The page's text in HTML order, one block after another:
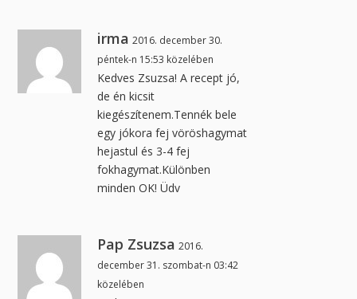
irma 2016. december 30.
péntek-n 15:53 közelében
Kedves Zsuzsa! A recept jó,
de én kicsit
kiegészítenem.Tennék bele
egy jókora fej vöröshagymat
hejastul és 3-4 fej
fokhagymat.Különben
minden OK! Üdv
Pap Zsuzsa 2016.
december 31. szombat-n 03:42
közelében